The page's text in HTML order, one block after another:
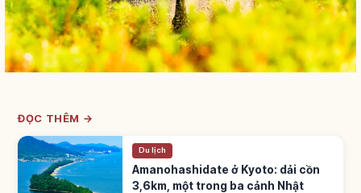
ĐỌC THÊM →
Du lịch
Amanohashidate ở Kyoto: dải cồn
3,6km, một trong ba cảnh Nhật